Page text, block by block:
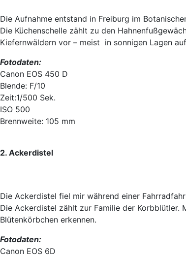
Die Aufnahme entstand in Freiburg im
Die Küchenschelle zählt zu den
Kiefernwäldern vor – meist in sonnigen Lagen
Fotodaten:
Canon EOS 450 D
Blende: F/10
Zeit:1/500 Sek.
ISO 500
Brennweite: 105 mm
2. Ackerdistel
Die Ackerdistel fiel mir während einer
Die Ackerdistel zählt zur Familie der Korbblütler.
Blütenkörbchen erkennen.
Fotodaten:
Canon EOS 6D